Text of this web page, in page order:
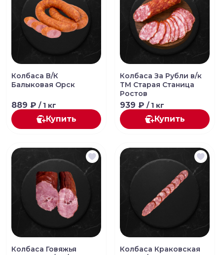
Колбаса В/К
Балыковая Орск
889 ₽ / 1 кг
Купить
Колбаса За Рубли в/к
ТМ Старая Станица
Ростов
939 ₽ / 1 кг
Купить
Колбаса Говяжья
Колбаса Краковская